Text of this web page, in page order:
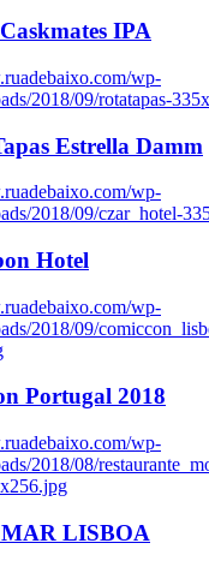
IPA
wp-
2018/09/rotatapas-
Estrella Damm
wp-
2018/09/czar_hotel-
Hotel
wp-
2018/09/
Portugal 2018
wp-
2018/08/
LISBOA